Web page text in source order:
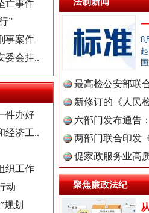
亡事件
”
事案件
委会挂..
件办好
经济工..
织工作
动
规划
8
最高检公安部联
周岁未..
新修订的《人民
布
六部门发布通告
两部门联合印发
定》
促家政服务业高
聚焦廉政法纪
民新闻网.
我”
永